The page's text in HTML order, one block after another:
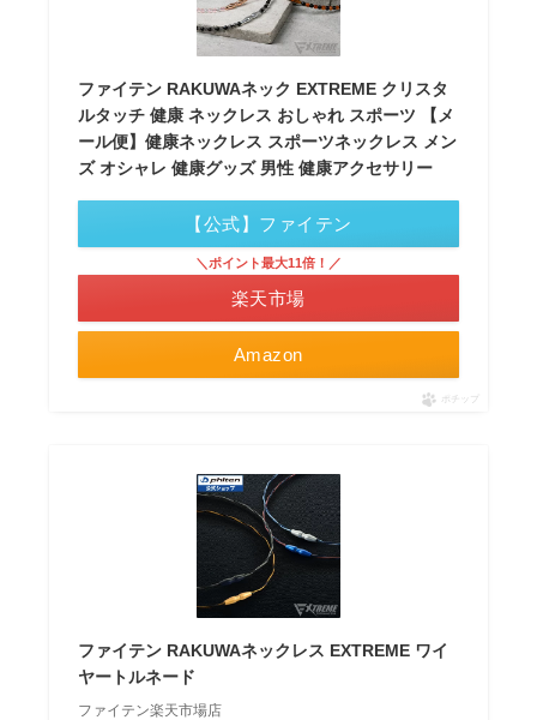
ファイテン RAKUWAネック EXTREME クリスタ
ルタッチ 健康 ネックレス おしゃれ スポーツ 【メ
ール便】健康ネックレス スポーツネックレス メン
ズ オシャレ 健康グッズ 男性 健康アクセサリー
Amazon
＼ポイント最大11倍！／
楽天市場
【公式】ファイテン
ポチップ
ファイテン RAKUWAネックレス EXTREME ワイ
ヤートルネード
ファイテン楽天市場店